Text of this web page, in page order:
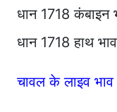
धान 1718
धान 1718 हाथ
चावल के लाइव